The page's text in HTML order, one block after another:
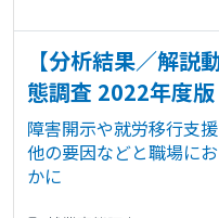
【分析結果／解説
態調査 2022年度版
障害開示や就労移行支
他の要因などと職場に
かに